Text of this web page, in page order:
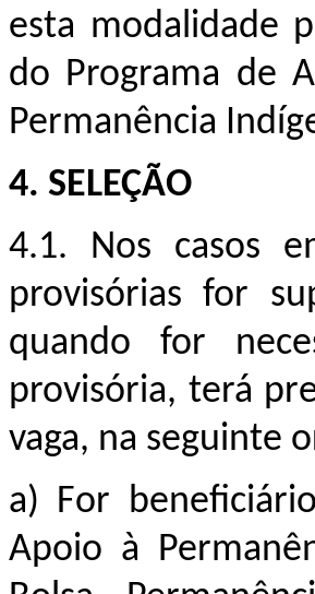
esta modalidade
do Programa de
Permanência
4. SELEÇÃO
4.1. Nos casos
provisórias for
quando for
provisória, terá
vaga, na seguinte
a) For
Apoio à